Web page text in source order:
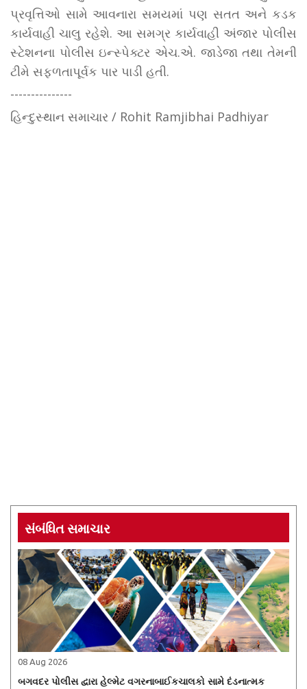
પ્રવૃત્તિઓ સામે આવનારા સમયમાં પણ સતત અને કડક
કાર્યવાહી ચાલુ રહેશે. આ સમગ્ર કાર્યવાહી અંજાર પોલીસ
સ્ટેશનના પોલીસ ઇન્સ્પેક્ટર એચ.એ. જાડેજા તથા તેમની
ટીમે સફળતાપૂર્વક પાર પાડી હતી.
---------------
હિન્દુસ્થાન સમાચાર / Rohit Ramjibhai Padhiyar
સંબંધિત સમાચાર
08 Aug 2026
બગવદર પોલીસ દ્વારા હેલ્મેટ વગરનાબાઈકચાલકો સામે દંડનાત્મક